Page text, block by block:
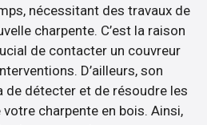
nécessitant des travaux de
charpente. C’est la raison
de contacter un couvreur
D’ailleurs, son
de détecter et de résoudre les
charpente en bois. Ainsi,